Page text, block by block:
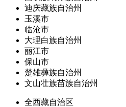
迪庆藏族自治州
玉溪市
临沧市
大理白族自治州
丽江市
保山市
楚雄彝族自治州
文山壮族苗族自治州
全西藏自治区